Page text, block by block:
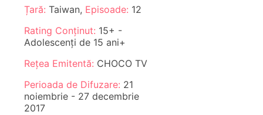
Țară: Taiwan, Episoade: 12
Rating Conținut: 15+ -
Adolescenți de 15 ani+
Rețea Emitentă: CHOCO TV
Perioada de Difuzare: 21
noiembrie - 27 decembrie
2017